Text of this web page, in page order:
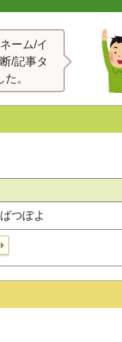
ーム/イ
/記事タ
。
つぽよ